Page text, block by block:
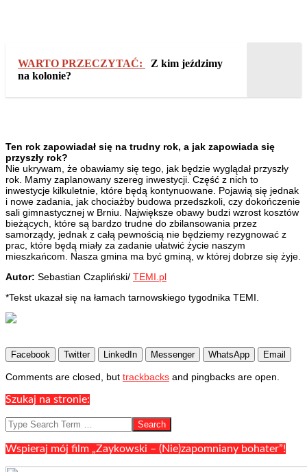
WARTO PRZECZYTAĆ:
Z kim jeździmy
na kolonie?
Ten rok zapowiadał się na trudny rok, a jak zapowiada się
przyszły rok?
Nie ukrywam, że obawiamy się tego, jak będzie wyglądał przyszły
rok. Mamy zaplanowany szereg inwestycji. Część z nich to
inwestycje kilkuletnie, które będą kontynuowane. Pojawią się jednak
i nowe zadania, jak chociażby budowa przedszkoli, czy dokończenie
sali gimnastycznej w Brniu. Największe obawy budzi wzrost kosztów
bieżących, które są bardzo trudne do zbilansowania przez
samorządy, jednak z całą pewnością nie będziemy rezygnować z
prac, które będą miały za zadanie ułatwić życie naszym
mieszkańcom. Nasza gmina ma być gminą, w której dobrze się żyje.
Autor: Sebastian Czapliński/ TEMI.pl
*Tekst ukazał się na łamach tarnowskiego tygodnika TEMI.
Facebook Twitter LinkedIn Messenger WhatsApp Email
11-
09
Comments are closed, but trackbacks and pingbacks are open.
Szukaj na stronie:
Search
Wspieraj mój film „Zaykowski – (Nie)zapomniany bohater”!